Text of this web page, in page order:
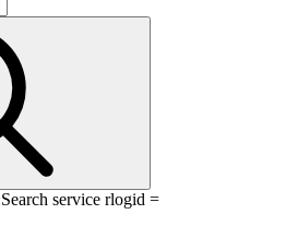
Search service rlogid =